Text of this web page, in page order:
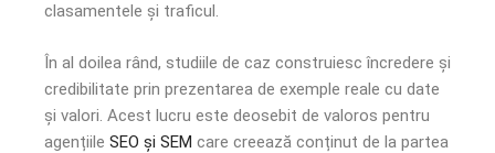
clasamentele și traficul.
În al doilea rând, studiile de caz construiesc încredere și
credibilitate prin prezentarea de exemple reale cu date
și valori. Acest lucru este deosebit de valoros pentru
agențiile SEO și SEM care creează conținut de la partea